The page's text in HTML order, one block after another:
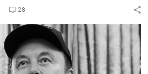
28